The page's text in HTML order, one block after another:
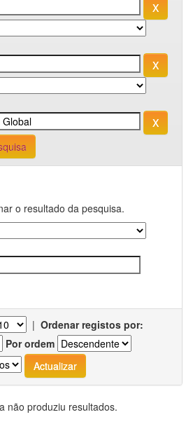
o resultado da pesquisa.
| Ordenar registos por:
Por ordem
não produziu resultados.